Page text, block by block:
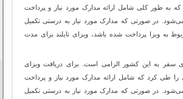
به طور کلی شامل ارائه مدارک مورد نیاز و پرداخت
در صورتی که مدارک مورد نیاز به درستی تکمیل
به ویزا پرداخت شده باشد، ویزای تایلند برای مدت
سفر به این کشور الزامی است. برای دریافت ویزای
را طی کرد که شامل ارائه مدارک مورد نیاز و پرداخت
در صورتی که مدارک مورد نیاز به درستی تکمیل